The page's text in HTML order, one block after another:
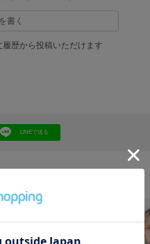
書く
歴から投稿いただけます
LINEで送る